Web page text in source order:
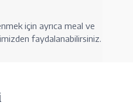
için ayrıca meal ve
faydalanabilirsiniz.